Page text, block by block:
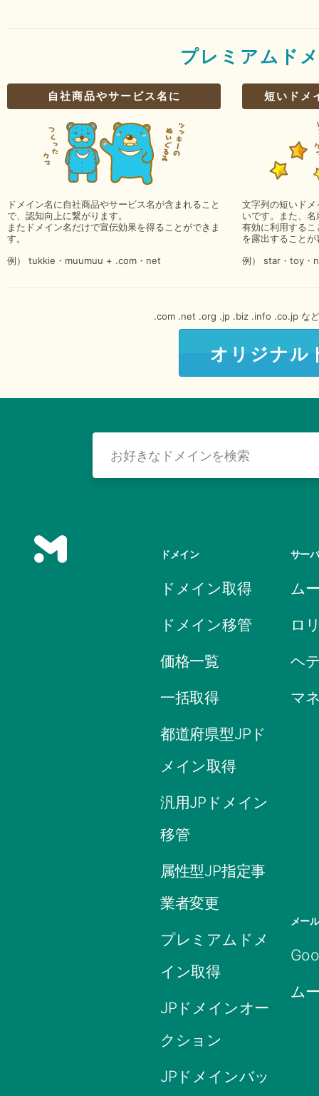
プレミアムド
自社商品やサービス名に
ドメイン名に自社商品やサービス名が含まれること
で、認知向上に繋がります。
またドメイン名だけで宣伝効果を得ることができま
す。
例） tukkie・muumuu + .com・net
短いドメ
文字列の短いド
いです。また、
有効に利用する
を露出すること
例） star・toy・
.com .net .org .jp .biz .info .co.jp など
オリジナル
ドメイン
ドメイン取得
ドメイン移管
価格一覧
一括取得
都道府県型JPド
メイン取得
汎用JPドメイン
移管
属性型JP指定事
業者変更
プレミアムドメ
イン取得
JPドメインオー
クション
JPドメインバッ
サー
ム
ロ
ヘ
マ
メー
ム